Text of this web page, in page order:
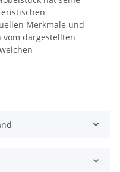
Merkmale und
vom dargestellten